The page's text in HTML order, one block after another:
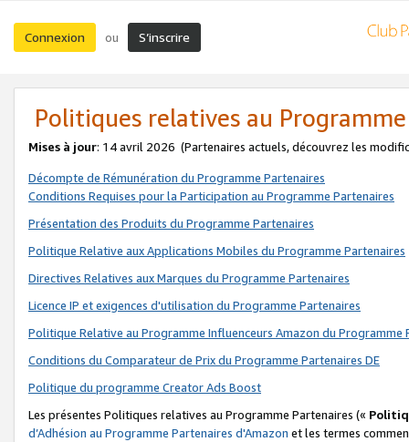
Connexion ou S’inscrire
Politiques relatives au
Mises à jour: 14 avril 2026 (Partenaires actuels, découvrez les
Décompte de Rémunération du Programme Partenaires
Conditions Requises pour la Participation au Programme Partenaires
Présentation des Produits du Programme Partenaires
Politique Relative aux Applications Mobiles du Programme Partenaires
Directives Relatives aux Marques du Programme Partenaires
Licence IP et exigences d'utilisation du Programme Partenaires
Politique Relative au Programme Influenceurs Amazon du Programme
Conditions du Comparateur de Prix du Programme Partenaires DE
Politique du programme Creator Ads Boost
Les présentes Politiques relatives au Programme Partenaires («
d’Adhésion au Programme Partenaires d'Amazon et les termes